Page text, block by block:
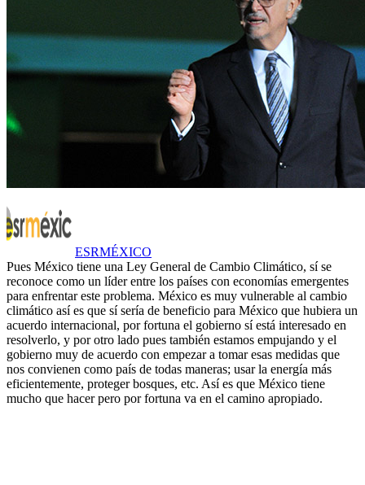
ESRMÉXICO
Pues México tiene una Ley General de Cambio Climático, sí se
reconoce como un líder entre los países con economías emergentes
para enfrentar este problema. México es muy vulnerable al cambio
climático así es que sí sería de beneficio para México que hubiera un
acuerdo internacional, por fortuna el gobierno sí está interesado en
resolverlo, y por otro lado pues también estamos empujando y el
gobierno muy de acuerdo con empezar a tomar esas medidas que
nos convienen como país de todas maneras; usar la energía más
eficientemente, proteger bosques, etc. Así es que México tiene
mucho que hacer pero por fortuna va en el camino apropiado.